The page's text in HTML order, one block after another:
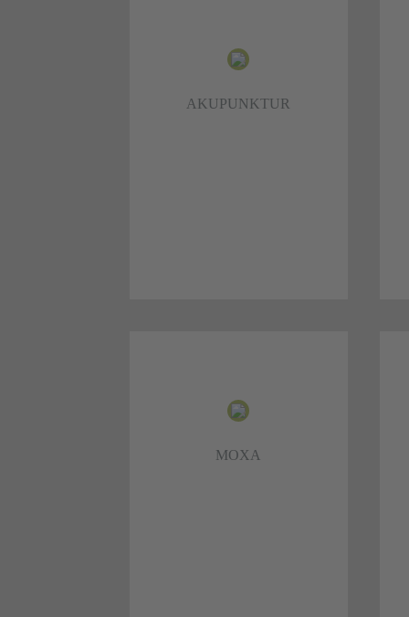
AKUPUNKTUR
Die Akupunktur ist eine traditionelle
chinesische Heilmethode, bei der
gestochen werden. Sie können
MOXA